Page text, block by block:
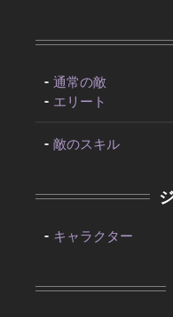
通常の敵
エリート
敵のスキル
キャラクター